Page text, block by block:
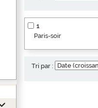
1
Paris-soir
Tri par :